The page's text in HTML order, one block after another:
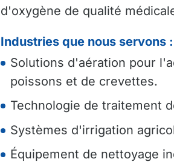
d'oxygène de qualité
Industries que nous servons
Solutions d'aération pour
poissons et de crevettes.
Technologie de traitement
Systèmes d'irrigation
Équipement de nettoyage